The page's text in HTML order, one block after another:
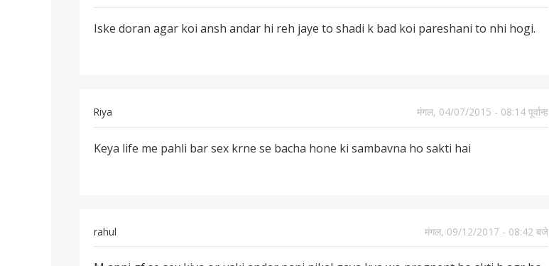
K
p
Iske
Iske doran agar koi ansh andar hi reh jaye to shadi k bad koi pareshani to nhi hogi.
Riya
मंगल, 04/07/2015 - 08:14 पूर्वान्ह
Keya
sex
Keya life me pahli bar sex krne se bacha hone ki sambavna ho sakti hai
rahul
मंगल, 09/12/2017 - 08:42 बजे